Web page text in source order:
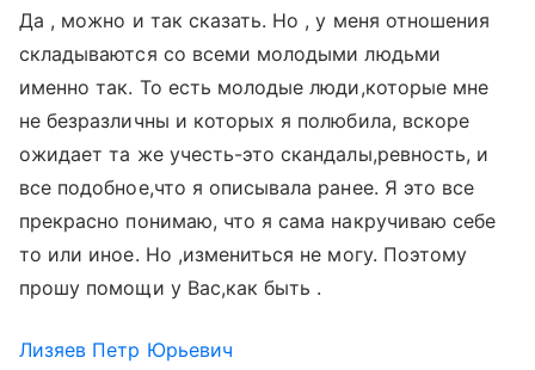
Да , можно и так сказать. Но , у меня отношения
складываются со всеми молодыми людьми
именно так. То есть молодые люди,которые мне
не безразличны и которых я полюбила, вскоре
ожидает та же учесть-это скандалы,ревность, и
все подобное,что я описывала ранее. Я это все
прекрасно понимаю, что я сама накручиваю себе
то или иное. Но ,измениться не могу. Поэтому
прошу помощи у Вас,как быть .
Лизяев Петр Юрьевич